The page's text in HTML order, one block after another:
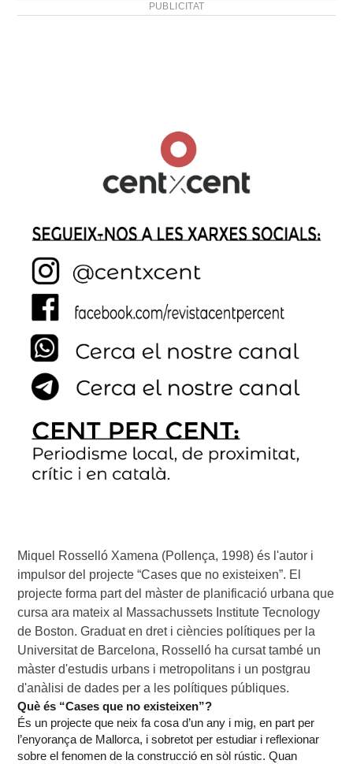
PUBLICITAT
Miquel Rosselló Xamena (Pollença, 1998) és l'autor i
impulsor del projecte “Cases que no existeixen”. El
projecte forma part del màster de planificació urbana que
cursa ara mateix al Massachussets Institute Tecnology
de Boston. Graduat en dret i ciències polítiques per la
Universitat de Barcelona, Rosselló ha cursat també un
màster d'estudis urbans i metropolitans i un postgrau
d'anàlisi de dades per a les polítiques públiques.
Què és “Cases que no existeixen”?
És un projecte que neix fa cosa d’un any i mig, en part per
l’enyorança de Mallorca, i sobretot per estudiar i reflexionar
sobre el fenomen de la construcció en sòl rústic. Quan